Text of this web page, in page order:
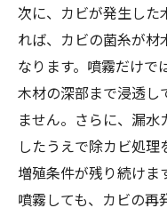
次に、カビが発生した
れば、カビの菌糸が材
なります。噴霧だけで
木材の深部まで浸透し
ません。さらに、漏
したうえで除カビ処
増殖条件が残り続けま
噴霧しても、カビの再